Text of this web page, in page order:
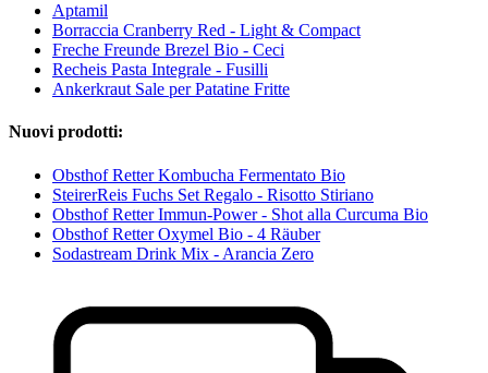
Aptamil
Borraccia Cranberry Red - Light & Compact
Freche Freunde Brezel Bio - Ceci
Recheis Pasta Integrale - Fusilli
Ankerkraut Sale per Patatine Fritte
Nuovi prodotti:
Obsthof Retter Kombucha Fermentato Bio
SteirerReis Fuchs Set Regalo - Risotto Stiriano
Obsthof Retter Immun-Power - Shot alla Curcuma Bio
Obsthof Retter Oxymel Bio - 4 Räuber
Sodastream Drink Mix - Arancia Zero